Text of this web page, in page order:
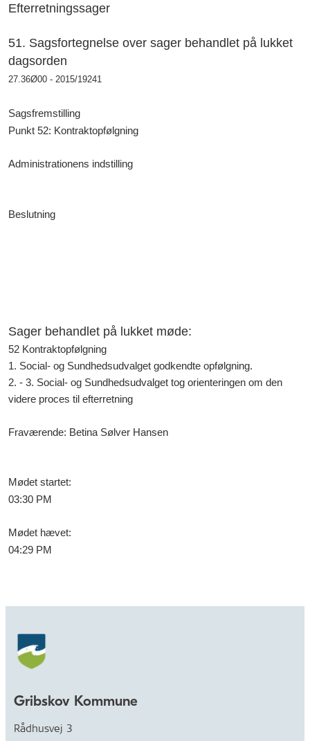
Efterretningssager
51. Sagsfortegnelse over sager behandlet på lukket
dagsorden
27.36Ø00 - 2015/19241
Sagsfremstilling
Punkt 52: Kontraktopfølgning
Administrationens indstilling
Beslutning
Sager behandlet på lukket møde:
52 Kontraktopfølgning
1. Social- og Sundhedsudvalget godkendte opfølgning.
2. - 3. Social- og Sundhedsudvalget tog orienteringen om den
videre proces til efterretning
Fraværende: Betina Sølver Hansen
Mødet startet:
03:30 PM
Mødet hævet:
04:29 PM
Gribskov Kommune
Rådhusvej 3